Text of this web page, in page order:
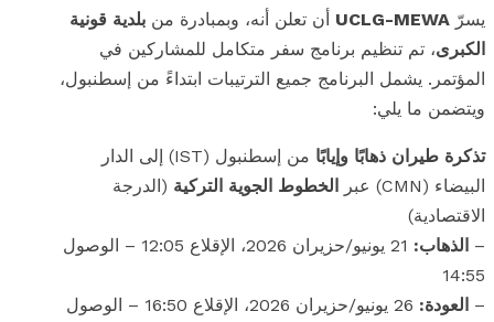
يسرّ UCLG-MEWA أن تعلن أنه، وبمبادرة من بلدية قونية
الكبرى، تم تنظيم برنامج سفر متكامل للمشاركين في
المؤتمر. يشمل البرنامج جميع الترتيبات ابتداءً من إسطنبول،
ويتضمن ما يلي:
تذكرة طيران ذهابًا وإيابًا
من إسطنبول (IST) إلى الدار
البيضاء (CMN) عبر
الخطوط الجوية التركية (الدرجة
الاقتصادية)
– الذهاب:
21 يونيو/حزيران 2026، الإقلاع 12:05 – الوصول
14:55
– العودة:
26 يونيو/حزيران 2026، الإقلاع 16:50 – الوصول